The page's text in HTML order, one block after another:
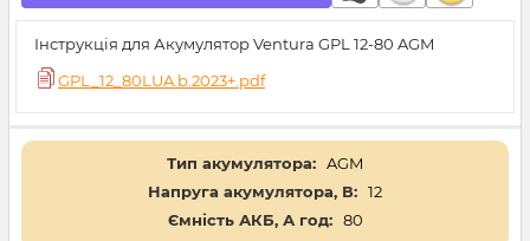
Інструкція для Акумулятор Ventura GPL 12-80 AGM
GPL_12_80LUA.b.2023+.pdf
Тип акумулятора: AGM
Напруга акумулятора, В: 12
Ємність АКБ, А год: 80